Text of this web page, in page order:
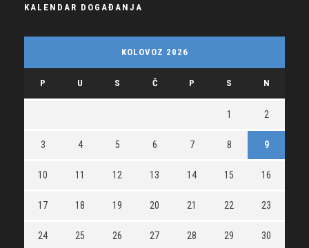
KALENDAR DOGAĐANJA
KOLOVOZ 2026
P U S Č P S N
1 2
3 4 5 6 7 8 9
10 11 12 13 14 15 16
17 18 19 20 21 22 23
24 25 26 27 28 29 30